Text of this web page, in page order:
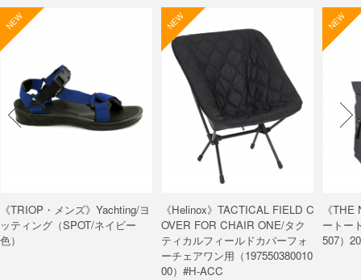
NEW
《TRIOP・メンズ》Yachting/ヨ
ッティング（SPOT/ネイビー
色）
NEW
《Helinox》TACTICAL FIELD C
OVER FOR CHAIR ONE/タク
ティカルフィールドカバーフォ
ーチェアワン用（197550380010
00）#H-ACC
NEW
《
ートー
507）